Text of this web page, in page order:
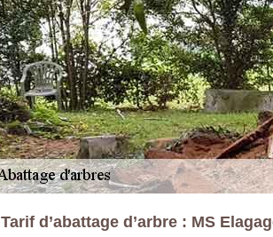
Tarif d’abattage d’arbre : MS